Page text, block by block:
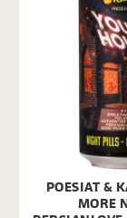
POESIAT &
MORE